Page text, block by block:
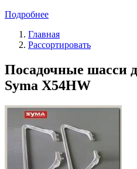
Подробнее
Главная
Рассортировать
Посадочные шасси
Syma X54HW